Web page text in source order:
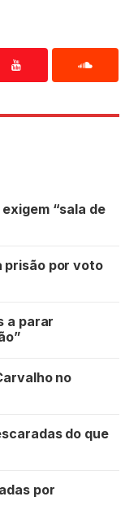
“sala de
prisão por voto
a parar
no
do que
por